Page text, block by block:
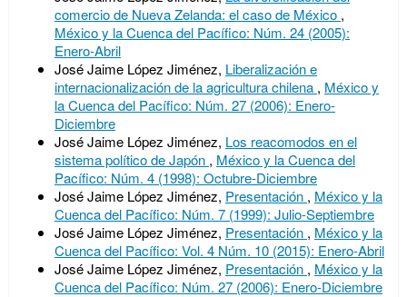
comercio de Nueva Zelanda: el caso de México ,
México y la Cuenca del Pacífico: Núm. 24 (2005):
Enero-Abril
José Jaime López Jiménez, Liberalización e
internacionalización de la agricultura chilena , México y
la Cuenca del Pacífico: Núm. 27 (2006): Enero-
Diciembre
José Jaime López Jiménez, Los reacomodos en el
sistema político de Japón , México y la Cuenca del
Pacífico: Núm. 4 (1998): Octubre-Diciembre
José Jaime López Jiménez, Presentación , México y la
Cuenca del Pacífico: Núm. 7 (1999): Julio-Septiembre
José Jaime López Jiménez, Presentación , México y la
Cuenca del Pacífico: Vol. 4 Núm. 10 (2015): Enero-Abril
José Jaime López Jiménez, Presentación , México y la
Cuenca del Pacífico: Núm. 27 (2006): Enero-Diciembre